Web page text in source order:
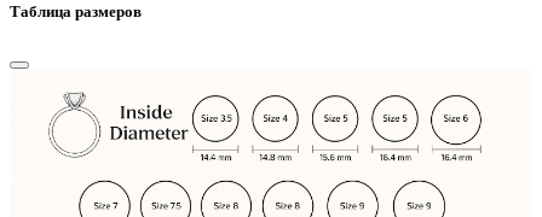
Таблица размеров